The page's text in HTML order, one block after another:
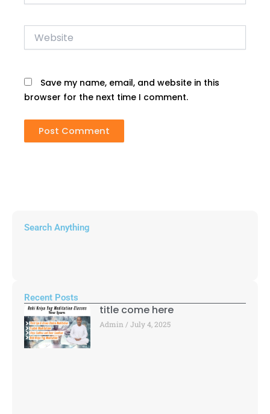
Website
Save my name, email, and website in this
browser for the next time I comment.
Search Anything
Recent Posts
title come here
Admin July 4, 2025